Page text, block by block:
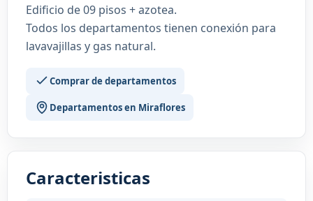
Edificio de 09 pisos + azotea.
Todos los departamentos tienen conexión para
lavavajillas y gas natural.
Comprar de departamentos
Departamentos en Miraflores
Caracteristicas